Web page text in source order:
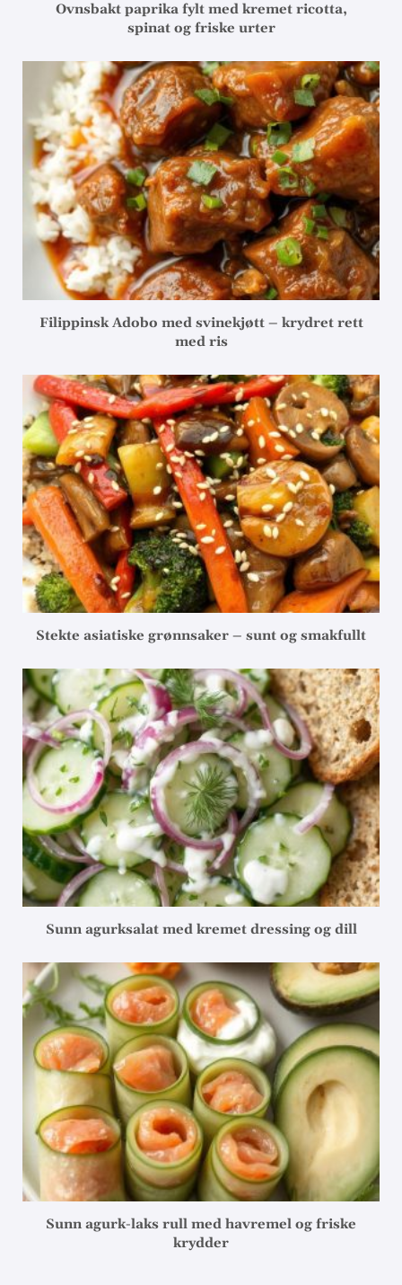
Ovnsbakt paprika fylt med kremet ricotta,
spinat og friske urter
Filippinsk Adobo med svinekjøtt – krydret rett
med ris
Stekte asiatiske grønnsaker – sunt og smakfullt
Sunn agurksalat med kremet dressing og dill
Sunn agurk-laks rull med havremel og friske
krydder